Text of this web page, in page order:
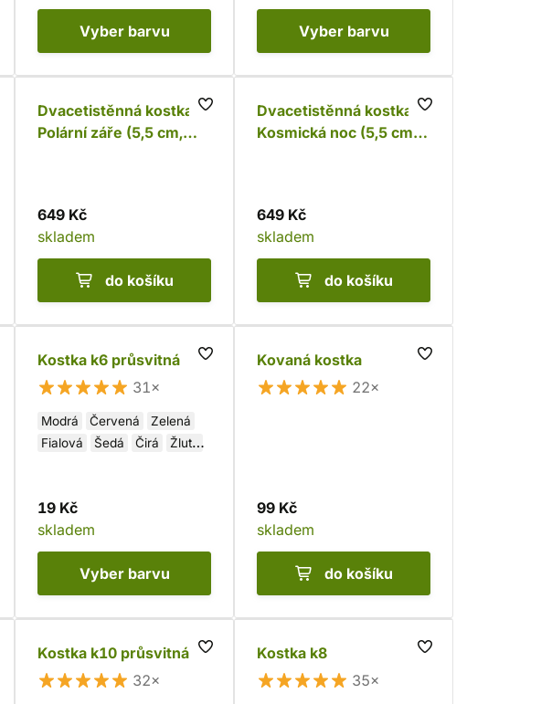
Vyber barvu Vyber barvu
Dvacetistěnná kostka -
Polární záře (5,5 cm,
649 Kč
skladem
do košíku
Dvacetistěnná kostka -
Kosmická noc (5,5 cm,
649 Kč
skladem
do košíku
Kostka k6 průsvitná
31×
Modrá Červená
Zelená
Fialová
Šedá Čirá
Žlutá
19 Kč
skladem
Vyber barvu
Kovaná kostka
22×
99 Kč
skladem
do košíku
Kostka k10 průsvitná
32×
Kostka k8
35×